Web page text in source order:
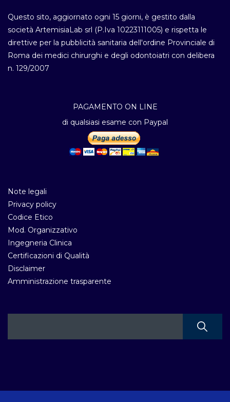
Questo sito, aggiornato ogni 15 giorni, è gestito dalla
società ArtemisiaLab srl (P.Iva 10223111005) e rispetta le
direttive per la pubblicità sanitaria dell'ordine Provinciale di
Roma dei medici chirurghi e degli odontoiatri con delibera
n. 129/2007
PAGAMENTO ON LINE
di qualsiasi esame con Paypal
Note legali
Privacy policy
Codice Etico
Mod. Organizzativo
Ingegneria Clinica
Certificazioni di Qualità
Disclaimer
Amministrazione trasparente